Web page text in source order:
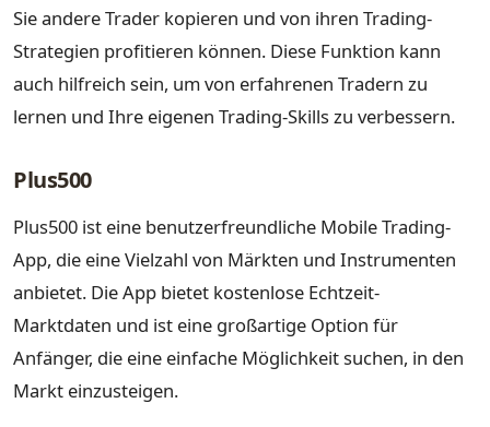
Sie andere Trader kopieren und von ihren Trading-
Strategien profitieren können. Diese Funktion kann
auch hilfreich sein, um von erfahrenen Tradern zu
lernen und Ihre eigenen Trading-Skills zu verbessern.
Plus500
Plus500 ist eine benutzerfreundliche Mobile Trading-
App, die eine Vielzahl von Märkten und Instrumenten
anbietet. Die App bietet kostenlose Echtzeit-
Marktdaten und ist eine großartige Option für
Anfänger, die eine einfache Möglichkeit suchen, in den
Markt einzusteigen.